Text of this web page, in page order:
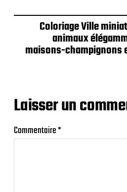
Coloriage Ville
animaux
maisons-champignons
Laisser un
Commentaire*